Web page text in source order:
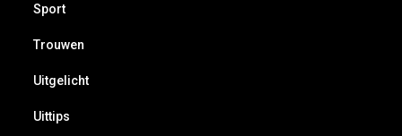
Sport
Trouwen
Uitgelicht
Uittips